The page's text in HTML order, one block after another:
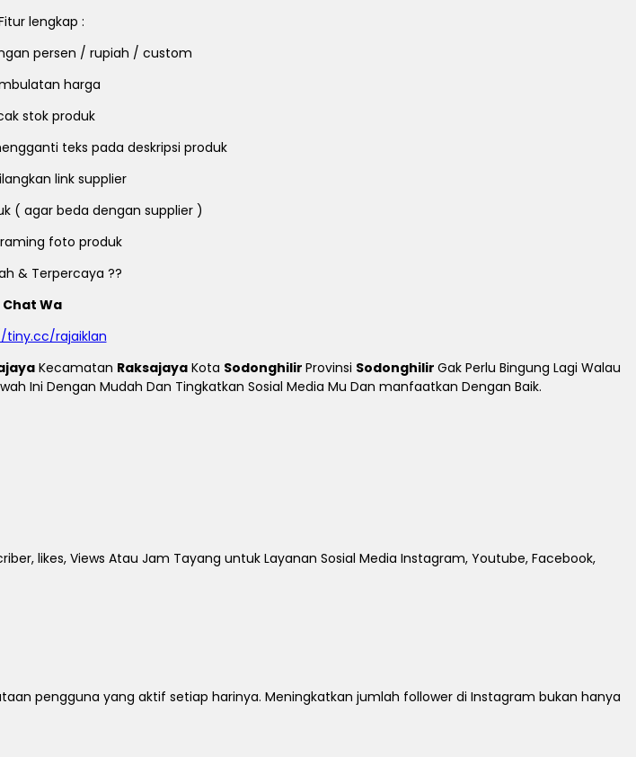
lengkap :
persen / rupiah / custom
harga
stok produk
teks pada deskripsi produk
link supplier
( agar beda dengan supplier )
foto produk
& Terpercaya ??
Chat Wa
rajaiklan
Kecamatan RaksajayaKota Sodonghilir Provinsi Sodonghilir Gak Perlu Bingung Lagi Walau
Ini Dengan Mudah Dan Tingkatkan Sosial Media Mu Dan manfaatkan Dengan Baik.
likes, Views Atau Jam Tayang untuk Layanan Sosial Media Instagram, Youtube, Facebook,
pengguna yang aktif setiap harinya. Meningkatkan jumlah follower di Instagram bukan hanya